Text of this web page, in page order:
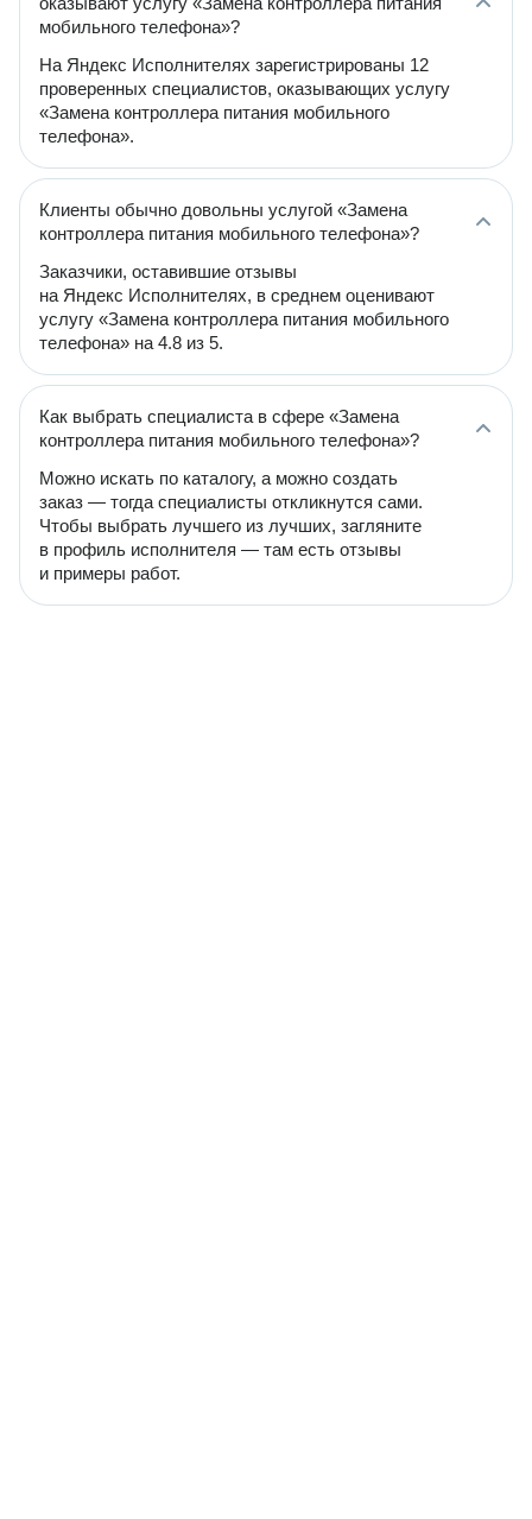
мобильного телефона»?
На Яндекс Исполнителях зарегистрированы 12
проверенных специалистов, оказывающих услугу
«Замена контроллера питания мобильного
телефона».
Клиенты обычно довольны услугой «Замена
контроллера питания мобильного телефона»?
Заказчики, оставившие отзывы
на Яндекс Исполнителях, в среднем оценивают
услугу «Замена контроллера питания мобильного
телефона» на 4.8 из 5.
Как выбрать специалиста в сфере «Замена
контроллера питания мобильного телефона»?
Можно искать по каталогу, а можно создать
заказ — тогда специалисты откликнутся сами.
Чтобы выбрать лучшего из лучших, загляните
в профиль исполнителя — там есть отзывы
и примеры работ.